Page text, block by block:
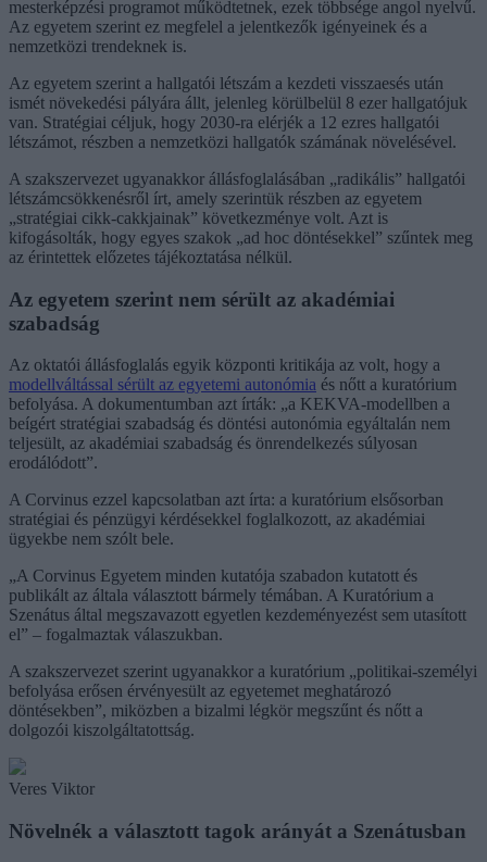
mesterképzési programot működtetnek, ezek többsége angol nyelvű.
Az egyetem szerint ez megfelel a jelentkezők igényeinek és a
nemzetközi trendeknek is.
Az egyetem szerint a hallgatói létszám a kezdeti visszaesés után
ismét növekedési pályára állt, jelenleg körülbelül 8 ezer hallgatójuk
van. Stratégiai céljuk, hogy 2030-ra elérjék a 12 ezres hallgatói
létszámot, részben a nemzetközi hallgatók számának növelésével.
A szakszervezet ugyanakkor állásfoglalásában „radikális” hallgatói
létszámcsökkenésről írt, amely szerintük részben az egyetem
„stratégiai cikk-cakkjainak” következménye volt. Azt is
kifogásolták, hogy egyes szakok „ad hoc döntésekkel” szűntek meg
az érintettek előzetes tájékoztatása nélkül.
Az egyetem szerint nem sérült az akadémiai
szabadság
Az oktatói állásfoglalás egyik központi kritikája az volt, hogy a
modellváltással sérült az egyetemi autonómia és nőtt a kuratórium
befolyása. A dokumentumban azt írták: „a KEKVA-modellben a
beígért stratégiai szabadság és döntési autonómia egyáltalán nem
teljesült, az akadémiai szabadság és önrendelkezés súlyosan
erodálódott”.
A Corvinus ezzel kapcsolatban azt írta: a kuratórium elsősorban
stratégiai és pénzügyi kérdésekkel foglalkozott, az akadémiai
ügyekbe nem szólt bele.
„A Corvinus Egyetem minden kutatója szabadon kutatott és
publikált az általa választott bármely témában. A Kuratórium a
Szenátus által megszavazott egyetlen kezdeményezést sem utasított
el” – fogalmaztak válaszukban.
A szakszervezet szerint ugyanakkor a kuratórium „politikai-személyi
befolyása erősen érvényesült az egyetemet meghatározó
döntésekben”, miközben a bizalmi légkör megszűnt és nőtt a
dolgozói kiszolgáltatottság.
Veres Viktor
Növelnék a választott tagok arányát a Szenátusban